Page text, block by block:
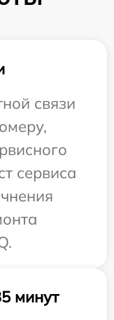
связи
сервиса
минут